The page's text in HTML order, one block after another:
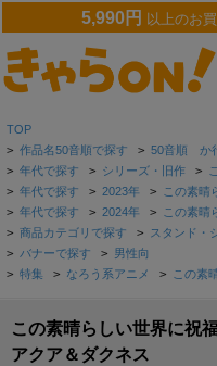
5,990円 以上のお
TOP
> 作品名50音順で探す > 50音順 か
> 年代で探す > シリーズ・旧作 >
> 年代で探す > 2023年 > この素晴
> 年代で探す > 2024年 > この素晴
> 商品カテゴリで探す > スタンド・
> バナーで探す > 男性向
> 特集 > なろう系アニメ > この素
この素晴らしい世界に祝
アクア＆ダクネス